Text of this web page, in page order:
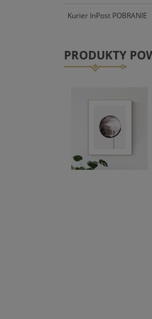
Kurier InPost POBRANIE
PRODUKTY